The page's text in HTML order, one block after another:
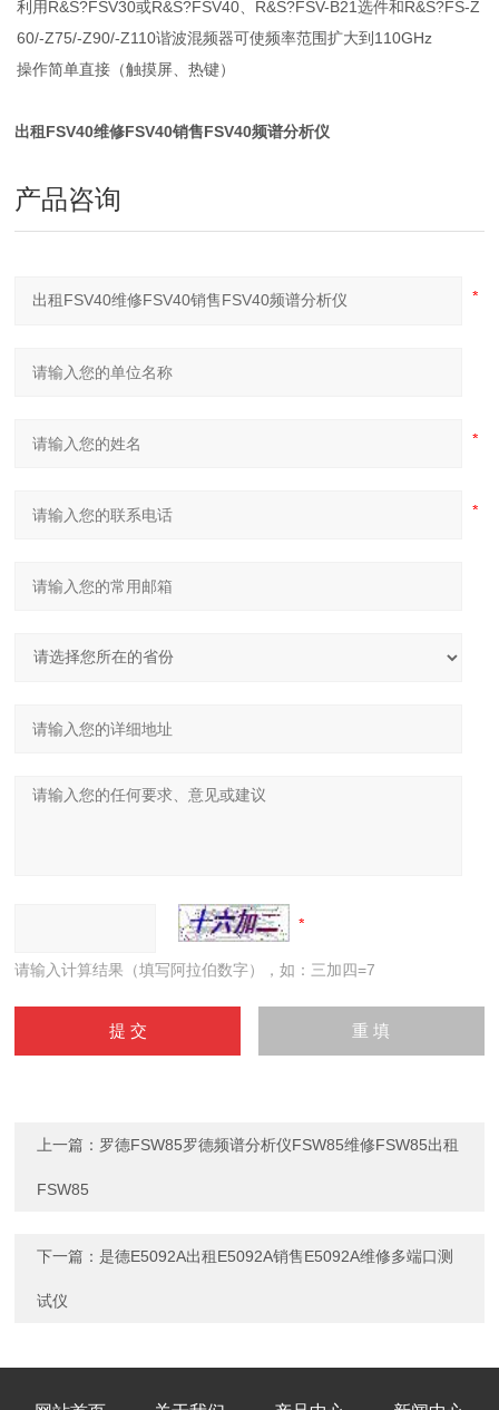
利用R&S?FSV30或R&S?FSV40、R&S?FSV-B21选件和R&S?FS-Z
60/-Z75/-Z90/-Z110谐波混频器可使频率范围扩大到110GHz
操作简单直接（触摸屏、热键）
出租FSV40维修FSV40销售FSV40频谱分析仪
产品咨询
请输入计算结果（填写阿拉伯数字），如：三加四=7
上一篇： 罗德FSW85罗德频谱分析仪FSW85维修FSW85出租
FSW85
下一篇：是德E5092A出租E5092A销售E5092A维修多端口测
试仪